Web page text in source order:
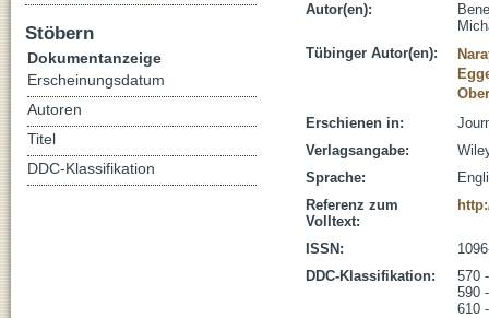
Autor(en):
Tübinger Autor(en):
Erschienen in:
Verlagsangabe:
Sprache:
Referenz zum
Volltext:
ISSN:
DDC-Klassifikation:
570
590
610
Stöbern
Dokumentanzeige
Erscheinungsdatum
Autoren
Titel
DDC-Klassifikation